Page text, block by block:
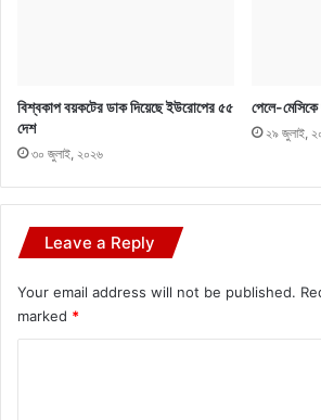
বিশ্বকাপ বয়কটের ডাক দিয়েছে ইউরোপের ৫৫
দেশ
৩০ জুলাই, ২০২৬
পেলে-মেসিকে
২৯ জুলাই,
Leave a Reply
Your email address will not be published.
marked *